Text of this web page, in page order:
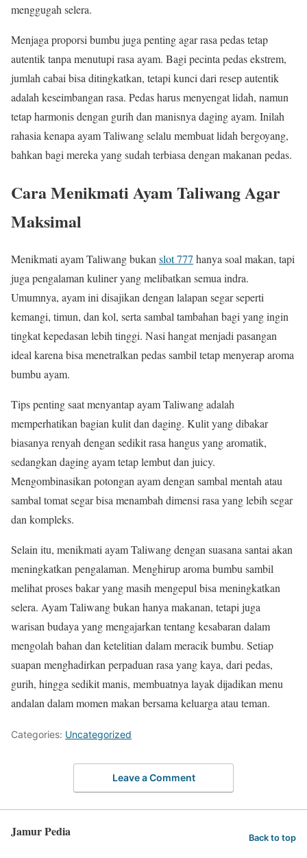
menggugah selera.
Menjaga proporsi bumbu juga penting agar rasa pedas tetap
autentik tanpa menutupi rasa ayam. Bagi pecinta pedas ekstrem,
jumlah cabai bisa ditingkatkan, tetapi kunci dari resep autentik
adalah keseimbangan rasa. Pedas harus menyengat lidah, namun
tetap harmonis dengan gurih dan manisnya daging ayam. Inilah
rahasia kenapa ayam Taliwang selalu membuat lidah bergoyang,
bahkan bagi mereka yang sudah terbiasa dengan makanan pedas.
Cara Menikmati Ayam Taliwang Agar
Maksimal
Menikmati ayam Taliwang bukanslot 777 hanya soal makan, tapi
juga pengalaman kuliner yang melibatkan semua indra.
Umumnya, ayam ini disajikan dengan lalapan segar seperti
kemangi, timun, dan kol, serta sambal tambahan bagi yang ingin
tingkat kepedasan lebih tinggi. Nasi hangat menjadi pasangan
ideal karena bisa menetralkan pedas sambil tetap menyerap aroma
bumbu ayam.
Tips penting saat menyantap ayam Taliwang adalah
memperhatikan bagian kulit dan daging. Kulit yang dibakar
biasanya renyah dengan sedikit rasa hangus yang aromatik,
sedangkan daging ayam tetap lembut dan juicy.
Mengombinasikan potongan ayam dengan sambal mentah atau
sambal tomat segar bisa menambah dimensi rasa yang lebih segar
dan kompleks.
Selain itu, menikmati ayam Taliwang dengan suasana santai akan
meningkatkan pengalaman. Menghirup aroma bumbu sambil
melihat proses bakar yang masih mengepul bisa meningkatkan
selera. Ayam Taliwang bukan hanya makanan, tetapi juga
warisan budaya yang mengajarkan tentang kesabaran dalam
mengolah bahan dan ketelitian dalam meracik bumbu. Setiap
suapan menghadirkan perpaduan rasa yang kaya, dari pedas,
gurih, hingga sedikit manis, membuatnya layak dijadikan menu
andalan dalam momen makan bersama keluarga atau teman.
Categories: Uncategorized
Leave a Comment
Jamur Pedia Back to top